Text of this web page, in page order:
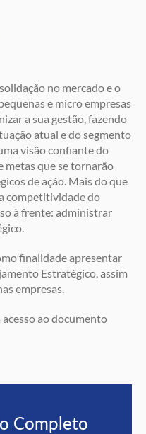
no mercado e o
e micro empresas
a sua gestão, fazendo
atual e do segmento
visão confiante do
metas que se tornarão
de ação. Mais do que
competitividade do
à frente: administrar
finalidade apresentar
Estratégico, assim
empresas.
ao documento
Completo